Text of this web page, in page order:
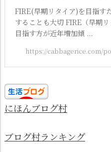
FIRE(早期リタイア)を目指す
することも大切 FIRE（早期
目指す方が近年増加傾 ...
https://cabbagerice.com/
にほんブログ村
ブログ村ランキング